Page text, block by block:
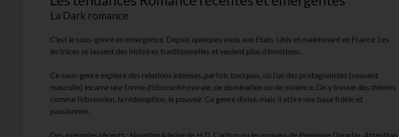
La Dark romance
C’est le sous-genre en émergence. Depuis quelques mois aux Etats-Unis et maintenant en France. Les
lectrices se lassent des histoires traditionnelles et veulent plus d’émotions.
Ce sous-genre explore des relations intenses, parfois toxiques, où l’un des protagonistes (souvent
masculin) incarne une forme d’obscurité morale, de domination ou de violence. On y trouve des thèmes
comme l’obsession, la rédemption, le pouvoir. Ce genre divise, mais il attire une base fidèle et
passionnée.
Des exemples récents : Haunting Adeline de H.D. Carlton ou les romans de Penelope Douglas. Attention,